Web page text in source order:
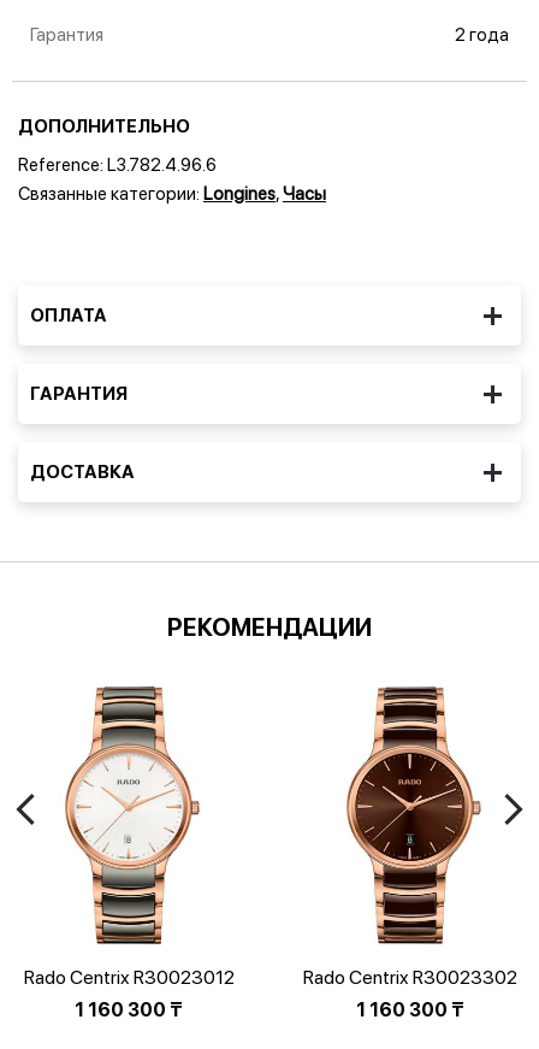
Гарантия 2 года
ДОПОЛНИТЕЛЬНО
Reference: L3.782.4.96.6
Связанные категории: Longines,Часы
ОПЛАТА
ГАРАНТИЯ
ДОСТАВКА
РЕКОМЕНДАЦИИ
Rado Centrix R30023012
1 160 300 ₸
Rado Centrix R30023302
1 160 300 ₸